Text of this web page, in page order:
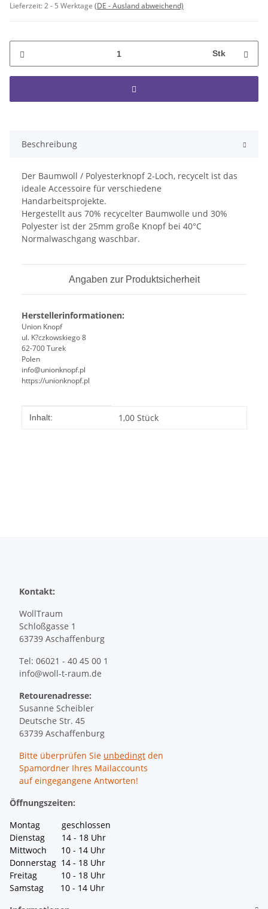
Lieferzeit:2 - 5 Werktage (DE - Ausland abweichend)
Stk
Beschreibung
Der Baumwoll / Polyesterknopf 2-Loch, recycelt ist das
ideale Accessoire für verschiedene
Handarbeitsprojekte.
Hergestellt aus 70% recycelter Baumwolle und 30%
Polyester ist der 25mm große Knopf bei 40°C
Normalwaschgang waschbar.
Angaben zur Produktsicherheit
Herstellerinformationen:
Union Knopf
ul. K?czkowskiego 8
62-700 Turek
Polen
info@unionknopf.pl
https://unionknopf.pl
Produkteigenschaft
Wert
Inhalt: 1,00 Stück
Kontakt:
WollTraum
Schloßgasse 1
63739 Aschaffenburg
Tel: 06021 - 40 45 00 1
info@woll-t-raum.de
Retourenadresse:
Susanne Scheibler
Deutsche Str. 45
63739 Aschaffenburg
Bitte überprüfen Sie unbedingt den
Spamordner Ihres Mailaccounts
auf eingegangene Antworten!
Öffnungszeiten:
Montag geschlossen
Dienstag 14 - 18 Uhr
Mittwoch 10 - 14 Uhr
Donnerstag 14 - 18 Uhr
Freitag 10 - 18 Uhr
Samstag 10 - 14 Uhr